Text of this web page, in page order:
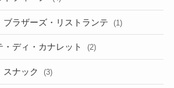
ブラザーズ・リストランテ (1)
・ディ・カナレット (2)
スナック (3)